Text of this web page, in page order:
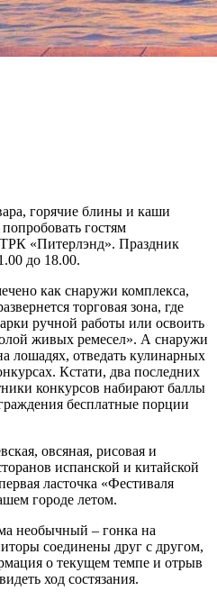
горячие блины и каши
гостям
«Питерлэнд». Праздник
до 18.00.
как снаружи комплекса,
торговая зона, где
ручной работы или освоить
живых ремесел». А снаружи
лошадях, отведать кулинарных
Кстати, два последних
конкурсов набирают баллы
бесплатные порции
овсяная, рисовая и
испанской и китайской
ласточка «Фестиваля
городе летом.
необычный – гонка на
соединены друг с другом,
о текущем темпе и отрыв
ход состязания.